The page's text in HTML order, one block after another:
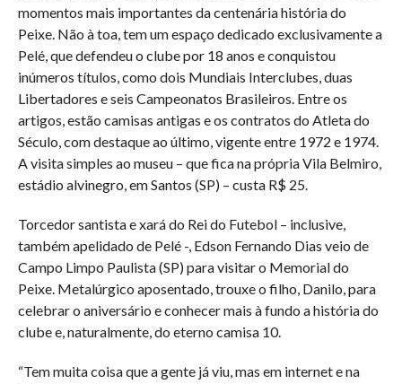
momentos mais importantes da centenária história do
Peixe. Não à toa, tem um espaço dedicado exclusivamente a
Pelé, que defendeu o clube por 18 anos e conquistou
inúmeros títulos, como dois Mundiais Interclubes, duas
Libertadores e seis Campeonatos Brasileiros. Entre os
artigos, estão camisas antigas e os contratos do Atleta do
Século, com destaque ao último, vigente entre 1972 e 1974.
A visita simples ao museu – que fica na própria Vila Belmiro,
estádio alvinegro, em Santos (SP) – custa R$ 25.
Torcedor santista e xará do Rei do Futebol – inclusive,
também apelidado de Pelé -, Edson Fernando Dias veio de
Campo Limpo Paulista (SP) para visitar o Memorial do
Peixe. Metalúrgico aposentado, trouxe o filho, Danilo, para
celebrar o aniversário e conhecer mais à fundo a história do
clube e, naturalmente, do eterno camisa 10.
“Tem muita coisa que a gente já viu, mas em internet e na